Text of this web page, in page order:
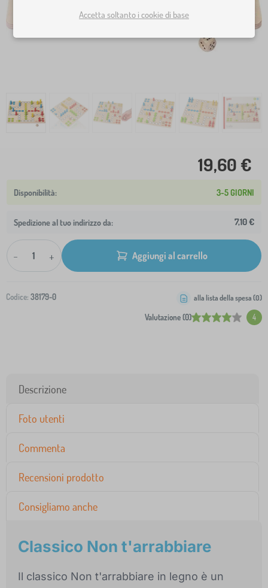
19,60 €
3-5 GIORNI
Spedizione al tuo indirizzo da: 7,10 €
- + Aggiungi al carrello
Codice: 38179-0
Valutazione (0) 4
alla lista della spesa (0)
Descrizione
Foto utenti
Commenta
Recensioni prodotto
Consigliamo anche
Classico Non t'arrabbiare
Il classico Non t'arrabbiare in legno è un
Accetta soltanto i cookie di base